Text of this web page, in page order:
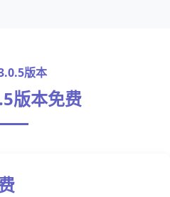
版本
版本免费